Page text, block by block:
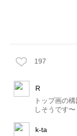
197
R
トップ画の
しそうです〜
k-ta